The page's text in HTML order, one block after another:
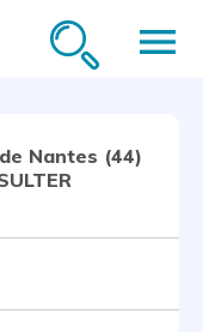
menu
Nantes (44)